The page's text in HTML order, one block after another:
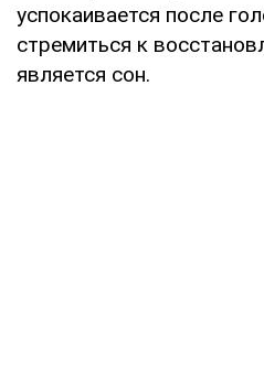
успокаивается после
стремиться к
является сон.